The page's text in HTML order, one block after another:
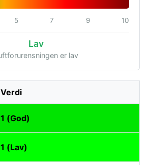
5 7 9 10
Lav
er lav
Verdi
1 (God)
1 (Lav)